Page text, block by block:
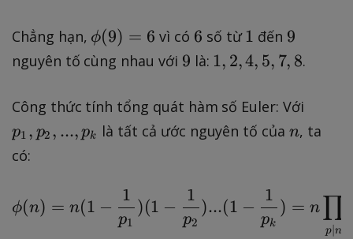
1
}
ti
m
\
Chẳng hạn, \
p
i(
9
)
ϕ(9) = 6 vì có 6
6 số từ 1
1 đến 9
9
nguyên tố cùng nhau với 9
9 là: 1
2
4
1, 2,4, 5, 7, 8.
Công thức tính tổng quát hàm số Euler: Với
_
_
p1 , p2 , ..., pk là tất cả ước nguyên tố của n
n, ta
có:
\phi(n) = n(1-
ϕ(n) = n(1 −
p1
1
)(1 −
p2
1
)...(1 −
pk
1
) = n
p∣n
∏